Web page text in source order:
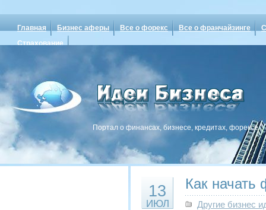
Главная Бизнес аферы Все о форекс Все о франчайзинге
Страхование
Портал о финансах, бизнесе, кредитах, форексе
13
ИЮЛ
Как начать
Другие бизнес